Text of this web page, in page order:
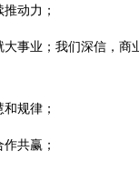
动力；
事业；我们深信，
规律；
共赢；